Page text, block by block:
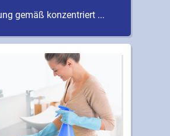
gemäß konzentriert ...